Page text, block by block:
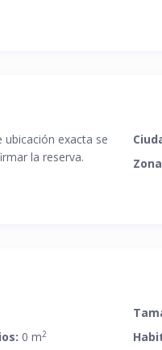
exacta se
la reserva.
0 m2